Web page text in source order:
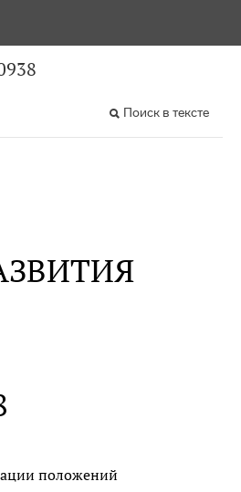
Поиск в тексте
положений